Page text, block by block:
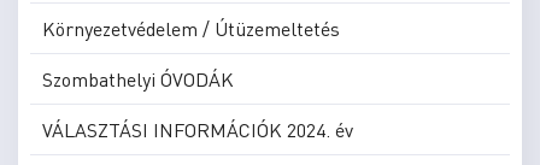
Környezetvédelem / Útüzemeltetés
Szombathelyi ÓVODÁK
VÁLASZTÁSI INFORMÁCIÓK 2024. év